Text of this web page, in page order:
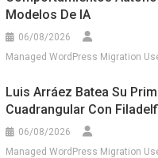
Modelos De IA
06/08/2026
Managed WordPress Migration
Luis Arráez Batea Su
Cuadrangular Con
06/08/2026
Managed WordPress Migration